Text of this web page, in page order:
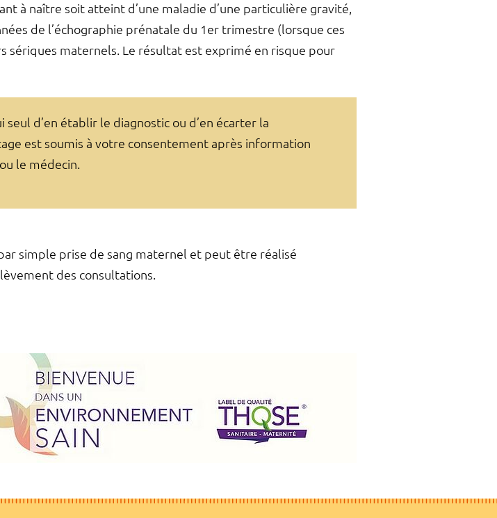
à naître soit atteint d’une maladie d’une particulière gravité,
de l’échographie prénatale du 1er trimestre (lorsque ces
sériques maternels. Le résultat est exprimé en risque pour
seul d’en établir le diagnostic ou d’en écarter la
est soumis à votre consentement après information
le médecin.
simple prise de sang maternel et peut être réalisé
des consultations.